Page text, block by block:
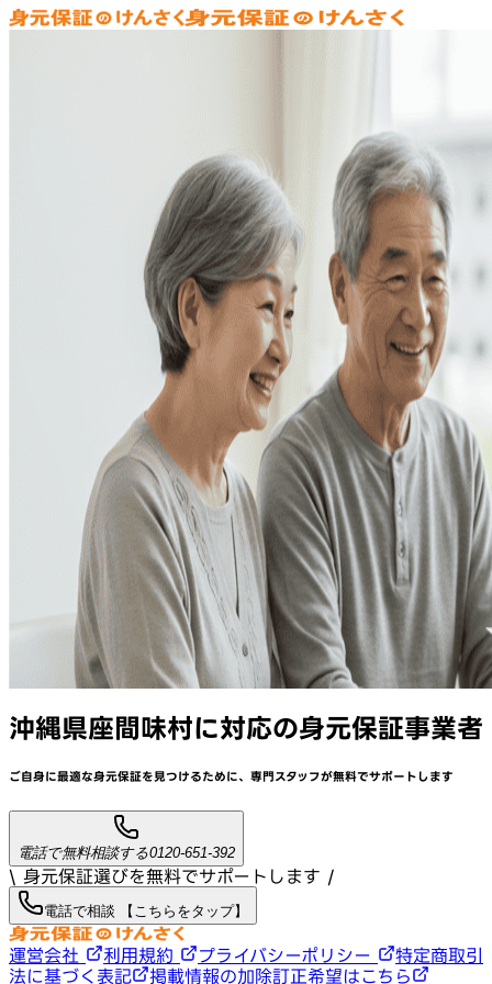
沖縄県座間味村に対応の身元保証事業者
ご自身に最適な身元保証を見つけるために、 専門スタッフが無料でサポートします
電話で無料相談する0120-651-392
\ 身元保証選びを無料でサポートします /
電話で相談 【こちらをタップ】
運営会社 利用規約 プライバシーポリシー
特定商取引
法に基づく表記
掲載情報の加除訂正希望はこちら